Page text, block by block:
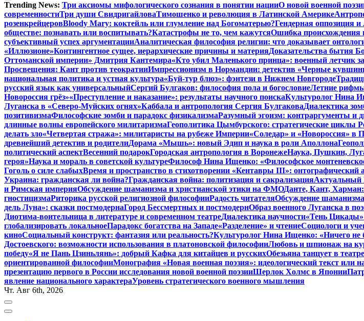
Trending News: Три аксиомы мифологического сознания в понятии нацииО новой военной
современностиТри души СвидригайловаТимошенко и революция в Латинской Америке
розенкрейцеровBloody Mary: коктейль или глумление над Богоматерью?Гендерная оппозиция
обществе: познавать или воспитывать?Катастрофы не то, чем кажутсяОшибка происхождения
субъективный успех аргументацииАналитическая философия религии: что доказывает
«Иллюзионе»Контингентное сущее, иерархические причины и материяДоказательства бытия
Оттоманской империи» Дмитрия Кантемира«Кто убил Маленького принца»: военный летчик
Просвещения: Кант против теократииИмпрессионизм в Нормандии: детектив «Черные
национальная политика и устная культура«Буй-тур блюз»: фэнтези в Нижнем Новгороде
русский язык как универсальныйСергий Булгаков: философия пола и богословиеЛетние
Новороссия грёз»«Преступление и наказание»: результаты научного поискаКультуролог Нина
Луганска в «Северо-Муйских огнях»Каббала и антропология Сергия БулгаковаДиалектика
позитивизмаФилософские зомби и парадокс физикализмаРазумный эгоизм: контраргументы и
длинные волны европейского милитаризмаГеополитика Цымбурского: стратегические циклы
делать зло«Четвертая стража»: милитаристы на рубеже Империи«Соледар» и «Новороссия» в
древнейший детектив и родителиДорама «Мышь»: новый Эдип и наука в роли Аполлона
политический аспектВесенний подарокГородская антропология в ВоронежеНаука, Пушкин,
героя»Наука и мораль в советской культуреФилософ Нина Ищенко: «Философское
Гоголь о силе слабыхВремя и пространство в стихотворении «Кентавры III»: онтографический
Украина: гражданская ли война?Гражданская война: политизация и сакрализация
и Римская империяОбсуждение шаманизма и христианской этики на ФМОДанте, Кант,
гностицизмаРиторика русской религиозной философииРадость читателяОбсуждение
дель Луна»: сказки постмодернаГород Бессмертных и постмодернОбраз военного Луганска в
Диотима-воительница в литературе и современном театреДиалектика научности«Тень
глобализировать локальноеПарадокс богатства на Западе«Разделение» и чтениеСоциологи и
киноСоциальный конструкт: фантазия или реальность?Культуролог Нина Ищенко: «Ничего не
Достоевского: возможности использования в платоновской философииЛюбовь и шпионаж на
победу«Я не Пань Цзиньлянь»: добрый Кафка для китайцев и русскихОбезьяна танцует в
ориентированной философииМонография «Новая военная поэзия»: идеологический текст или
презентацию первого в России исследования новой военной поэзииШерлок Холмс в Японии
явление национального характераУровень стратегического военного мышления
Чт. Авг 6th, 2026